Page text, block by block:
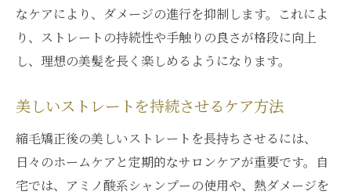
なケアにより、ダメージの進行を抑制します。これによ
り、ストレートの持続性や手触りの良さが格段に向上
し、理想の美髪を長く楽しめるようになります。
美しいストレートを持続させるケア方法
縮毛矯正後の美しいストレートを長持ちさせるには、
日々のホームケアと定期的なサロンケアが重要です。自
宅では、アミノ酸系シャンプーの使用や、熱ダメージを